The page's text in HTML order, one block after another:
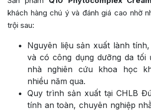
khách hàng chú ý và đánh giá cao nhờ
trội sau:
Nguyên liệu sản xuất lành
và có công dụng dưỡng da tối
nhà nghiên cứu khoa học
nhiều năm qua.
Quy trình sản xuất tại CHLB
tính an toàn, chuyên nghiệp